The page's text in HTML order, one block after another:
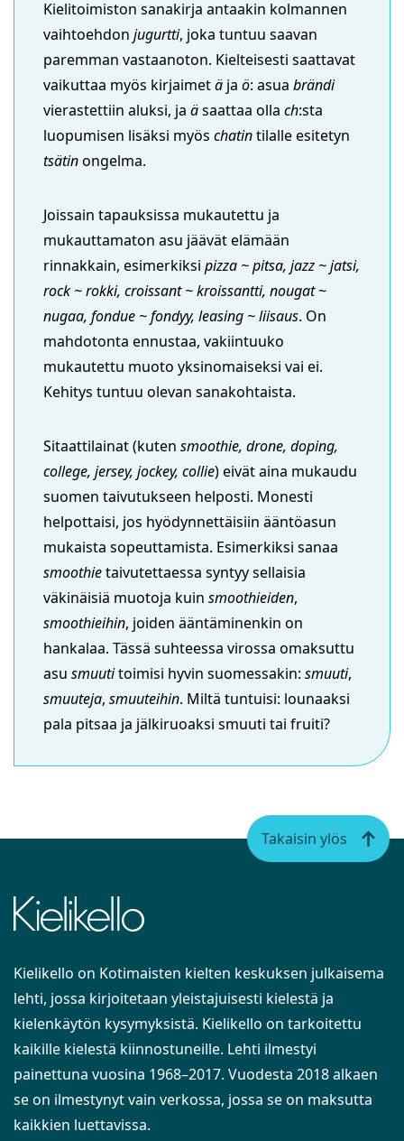
Kielitoimiston sanakirja antaakin kolmannen
vaihtoehdon jugurtti, joka tuntuu saavan
paremman vastaanoton. Kielteisesti saattavat
vaikuttaa myös kirjaimetä ja ö: asua brändi
vierastettiin aluksi, ja äsaattaa olla ch:sta
luopumisen lisäksi myös chatintilalle esitetyn
tsätinongelma.
Joissain tapauksissa mukautettu ja
mukauttamaton asu jäävät elämään
rinnakkain, esimerkiksi pizza ~ pitsa, jazz ~ jatsi,
rock ~ rokki, croissant ~ kroissantti, nougat~
nugaa, fondue ~ fondyy, leasing ~ liisaus. On
mahdotonta ennustaa, vakiintuuko
mukautettu muoto yksinomaiseksi vai ei.
Kehitys tuntuu olevan sanakohtaista.
Sitaattilainat (kuten smoothie, drone, doping,
college, jersey, jockey, collie) eivät aina mukaudu
suomen taivutukseen helposti. Monesti
helpottaisi, jos hyödynnettäisiin ääntöasun
mukaista sopeuttamista. Esimerkiksi sanaa
smoothietaivutettaessa syntyy sellaisia
väkinäisiä muotoja kuin smoothieiden,
smoothieihin, joiden ääntäminenkin on
hankalaa. Tässä suhteessa virossa omaksuttu
asu smuutitoimisi hyvin suomessakin: smuuti,
smuuteja, smuuteihin. Miltä tuntuisi: lounaaksi
pala pitsaa ja jälkiruoaksi smuuti tai fruiti?
Kielikello on Kotimaisten kielten keskuksen julkaisema
lehti, jossa kirjoitetaan yleistajuisesti kielestä ja
kielenkäytön kysymyksistä. Kielikello on tarkoitettu
kaikille kielestä kiinnostuneille. Lehti ilmestyi
painettuna vuosina 1968–2017. Vuodesta 2018 alkaen
se on ilmestynyt vain verkossa, jossa se on maksutta
kaikkien luettavissa.
Takaisin ylös